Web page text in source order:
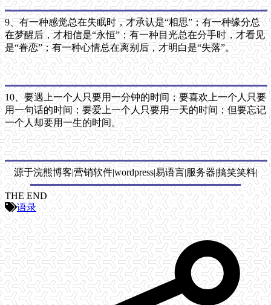
9、有一种感觉总在失眠时，才承认是“相思”；有一种缘分总
在梦醒后，才相信是“永恒”；有一种目光总在分手时，才看见
是“眷恋”；有一种心情总在离别后，才明白是“失落”。
10、要遇上一个人只要用一分钟的时间；要喜欢上一个人只要
用一句话的时间；要爱上一个人只要用一天的时间；但要忘记
一个人却要用一生的时间。
源于浣熊博客|营销软件|wordpress|易语言|服务器|搞笑笑料|
THE END
语录